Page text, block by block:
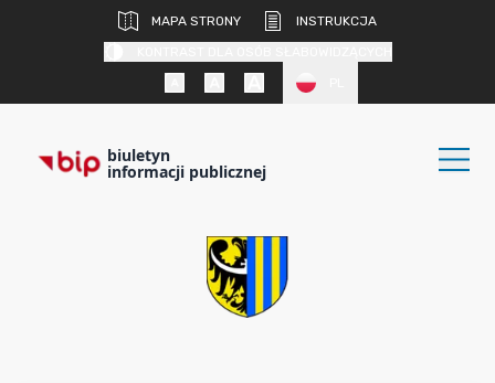
MAPA STRONY
INSTRUKCJA
biuletyn
informacji publicznej